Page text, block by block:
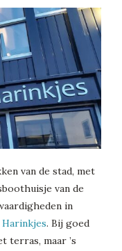
van de stad, met
van de
in
Harinkjes. Bij goed
terras, maar ’s